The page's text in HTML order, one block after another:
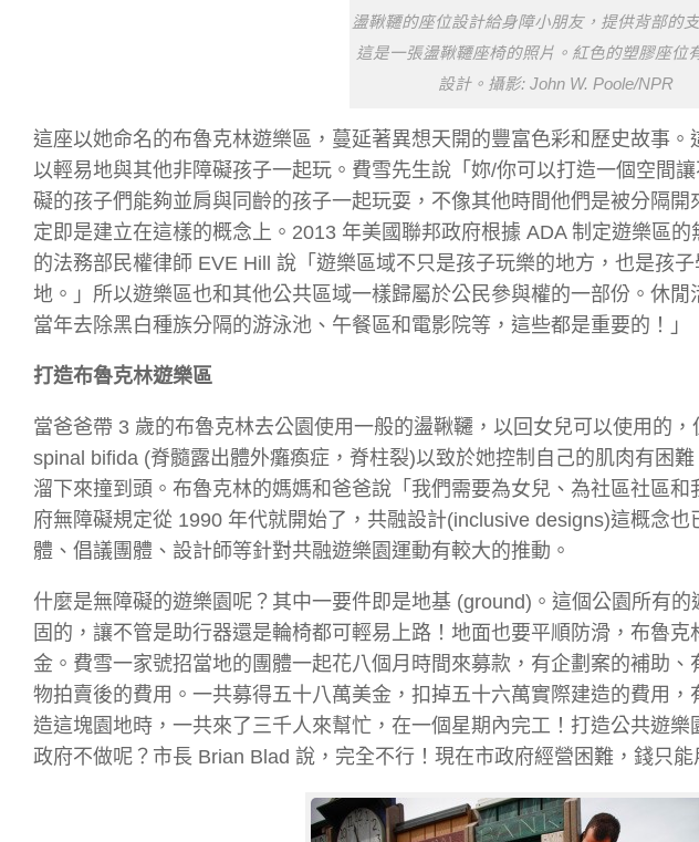
盪鞦韆的座位設計給身障小朋友，提供背部的
這是一張盪鞦韆座椅的照片。紅色的塑膠座位
設計。攝影: John W. Poole/NPR
這座以她命名的布魯克林遊樂區，蔓延著異想天開的豐富色彩和歷史故事
以輕易地與其他非障礙孩子一起玩。費雪先生說「妳/你可以打造一個空間
礙的孩子們能夠並肩與同齡的孩子一起玩耍，不像其他時間他們是被分隔
定即是建立在這樣的概念上。2013 年美國聯邦政府根據 ADA 制定遊樂區
的法務部民權律師 EVE Hill 說「遊樂區域不只是孩子玩樂的地方，也是孩
地。」所以遊樂區也和其他公共區域一樣歸屬於公民參與權的一部份。休
當年去除黑白種族分隔的游泳池、午餐區和電影院等，這些都是重要的！」
打造布魯克林遊樂區
當爸爸帶 3 歲的布魯克林去公園使用一般的盪鞦韆，以回女兒可以使用的
spinal bifida (脊髓露出體外癱瘓症，脊柱裂)以致於她控制自己的肌肉有困
溜下來撞到頭。布魯克林的媽媽和爸爸說「我們需要為女兒、為社區社區
府無障礙規定從 1990 年代就開始了，共融設計(inclusive designs)這概念
體、倡議團體、設計師等針對共融遊樂園運動有較大的推動。
什麼是無障礙的遊樂園呢？其中一要件即是地基 (ground)。這個公園所有
固的，讓不管是助行器還是輪椅都可輕易上路！地面也要平順防滑，布魯
金。費雪一家號招當地的團體一起花八個月時間來募款，有企劃案的補助
物拍賣後的費用。一共募得五十八萬美金，扣掉五十六萬實際建造的費用
造這塊園地時，一共來了三千人來幫忙，在一個星期內完工！打造公共遊
政府不做呢？市長 Brian Blad 說，完全不行！現在市政府經營困難，錢只